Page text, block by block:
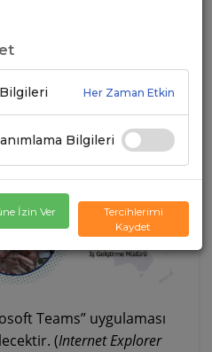
Teams” uygulaması
(Internet Explorer
Her Zaman Etkin
Bilgileri
İzin Ver
Tercihlerimi
Kaydet